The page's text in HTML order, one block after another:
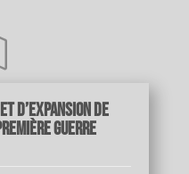
d’expansion de
Guerre